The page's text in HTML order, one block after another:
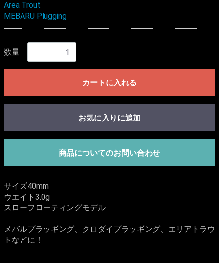
Area Trout
MEBARU Plugging
数量
カートに入れる
お気に入りに追加
商品についてのお問い合わせ
サイズ40mm
ウエイト3.0g
スローフローティングモデル
メバルプラッギング、クロダイプラッギング、エリアトラウ
トなどに！